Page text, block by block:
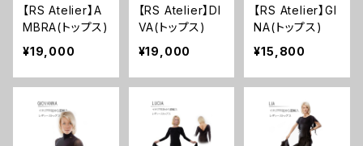
【RS Atelier】A
MBRA(トップス)
¥19,000
【RS Atelier】DI
VA(トップス)
¥19,000
【RS Atelier】GI
NA(トップス)
¥15,800